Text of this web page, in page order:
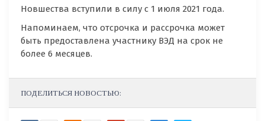
Новшества вступили в силу с 1 июля 2021 года.
Напоминаем, что отсрочка и рассрочка может
быть предоставлена участнику ВЭД на срок не
более 6 месяцев.
ПОДЕЛИТЬСЯ НОВОСТЬЮ: